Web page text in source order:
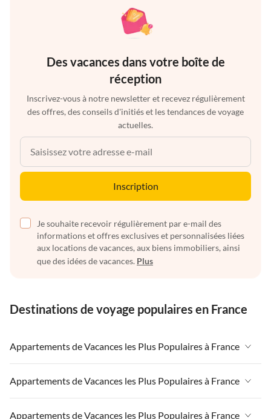
Des vacances dans votre boîte de
réception
Inscrivez-vous à notre newsletter et recevez régulièrement
des offres, des conseils d'initiés et les tendances de voyage
actuelles.
Inscription
Je souhaite recevoir régulièrement par e-mail des
informations et offres exclusives et personnalisées liées
aux locations de vacances, aux biens immobiliers, ainsi
que des idées de vacances. Plus
Destinations de voyage populaires en France
Appartements de Vacances les Plus Populaires à France
Appartements de Vacances à France
Appartements de Vacances à Paris-Ile de France
Appartements de Vacances les Plus Populaires à France
Appartements de Vacances à France
Appartements de Vacances les Plus Populaires à France